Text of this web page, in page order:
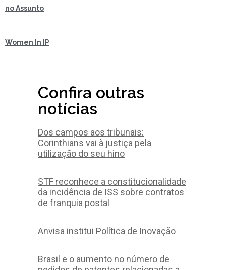
no Assunto
Women In IP
Confira outras
notícias
Dos campos aos tribunais:
Corinthians vai à justiça pela
utilização do seu hino
STF reconhece a constitucionalidade
da incidência de ISS sobre contratos
de franquia postal
Anvisa institui Política de Inovação
Brasil e o aumento no número de